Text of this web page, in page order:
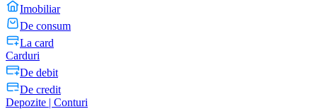
Imobiliar
De consum
La card
Carduri
De debit
De credit
Depozite | Conturi